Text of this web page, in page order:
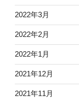
2022年3月
2022年2月
2022年1月
2021年12月
2021年11月